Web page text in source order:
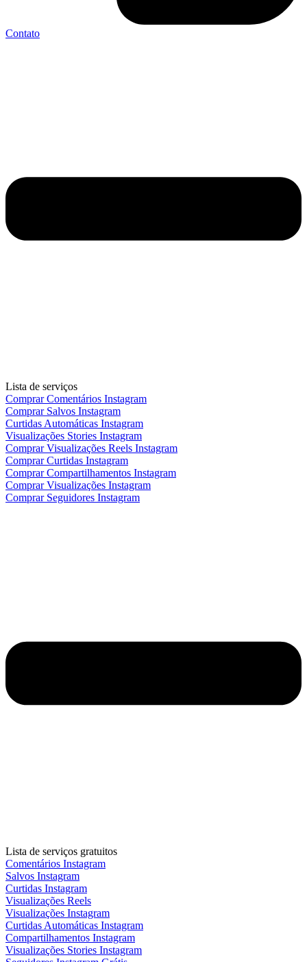
Contato
Lista de serviços
Comprar Comentários Instagram
Comprar Salvos Instagram
Curtidas Automáticas Instagram
Visualizações Stories Instagram
Comprar Visualizações Reels Instagram
Comprar Curtidas Instagram
Comprar Compartilhamentos Instagram
Comprar Visualizações Instagram
Comprar Seguidores Instagram
Lista de serviços gratuitos
Comentários Instagram
Salvos Instagram
Curtidas Instagram
Visualizações Reels
Visualizações Instagram
Curtidas Automáticas Instagram
Compartilhamentos Instagram
Visualizações Stories Instagram